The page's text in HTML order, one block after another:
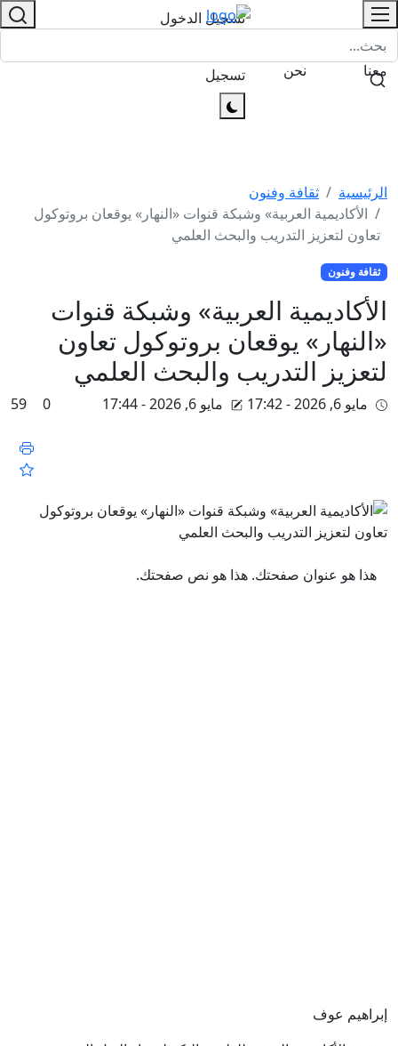
تواصل
معنا
نحن
تسجيل الدخول
تسجيل
الرئيسية
ثقافة وفنون
الأكاديمية العربية» وشبكة قنوات «النهار» يوقعان بروتوكول
تعاون لتعزيز التدريب والبحث العلمي
ثقافة وفنون
الأكاديمية العربية» وشبكة قنوات
«النهار» يوقعان بروتوكول تعاون
لتعزيز التدريب والبحث العلمي
مايو 6, 2026 - 17:42 مايو 6, 2026 - 17:44
هذا هو عنوان صفحتك. هذا هو نص صفحتك.
إبراهيم عوف